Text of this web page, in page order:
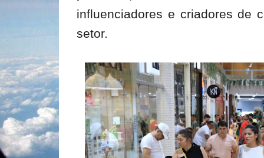
influenciadores e criadores de
setor.